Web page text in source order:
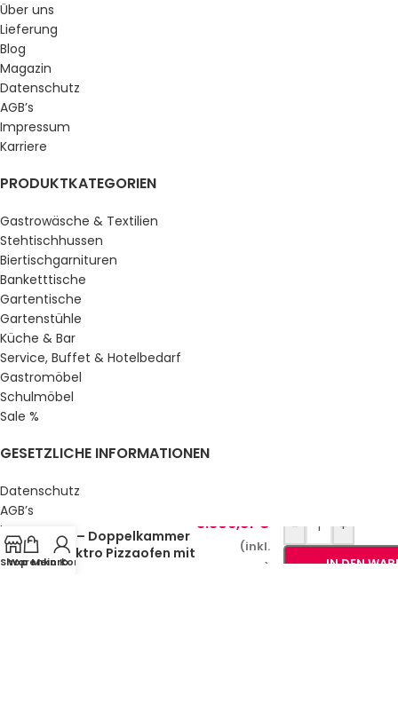
Über uns
Lieferung
Blog
Magazin
Datenschutz
AGB’s
Impressum
Karriere
PRODUKTKATEGORIEN
Gastrowäsche & Textilien
Stehtischhussen
Biertischgarnituren
Banketttische
Gartentische
Gartenstühle
Küche & Bar
Service, Buffet & Hotelbedarf
Gastromöbel
Schulmöbel
Sale %
GESETZLICHE INFORMATIONEN
Datenschutz
AGB’s
Impressum
Sitemap
Über uns
Shop
Warenkorb
Mein Konto
DE – Doppelkammer
Elektro Pizzaofen mit
Steinboden
3.806,81 €
(inkl.
MwSt.)
- +
IN DEN